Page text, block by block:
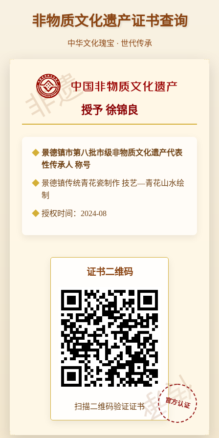
非物质文化遗产证书查询
中华文化瑰宝 · 世代传承
非遗
传承
授予 徐锦良
景德镇市第八批市级非物质文化遗产代表
性传承人 称号
景德镇传统青花瓷制作 技艺—青花山水绘
制
授权时间：2024-08
证书二维码
扫描二维码验证证书